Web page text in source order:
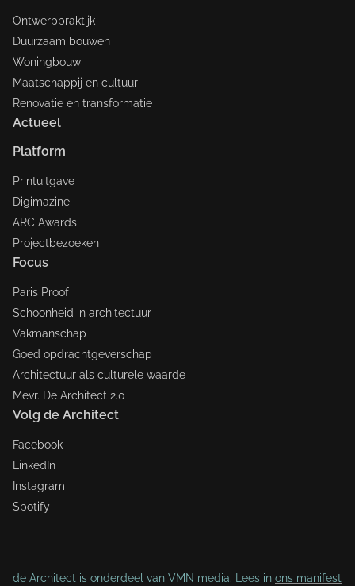
Ontwerppraktijk
Duurzaam bouwen
Woningbouw
Maatschappij en cultuur
Renovatie en transformatie
Actueel
Platform
Printuitgave
Digimazine
ARC Awards
Projectbezoeken
Focus
Paris Proof
Schoonheid in architectuur
Vakmanschap
Goed opdrachtgeverschap
Architectuur als culturele waarde
Mevr. De Architect 2.0
Volg de Architect
Facebook
LinkedIn
Instagram
Spotify
de Architect is onderdeel van VMN media. Lees in ons manifest